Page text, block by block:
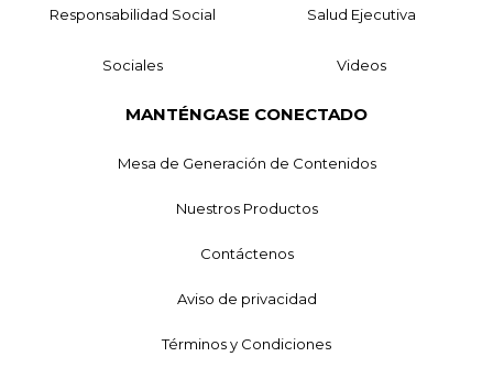
Responsabilidad Social Salud Ejecutiva
Sociales Videos
MANTÉNGASE CONECTADO
Mesa de Generación de Contenidos
Nuestros Productos
Contáctenos
Aviso de privacidad
Términos y Condiciones